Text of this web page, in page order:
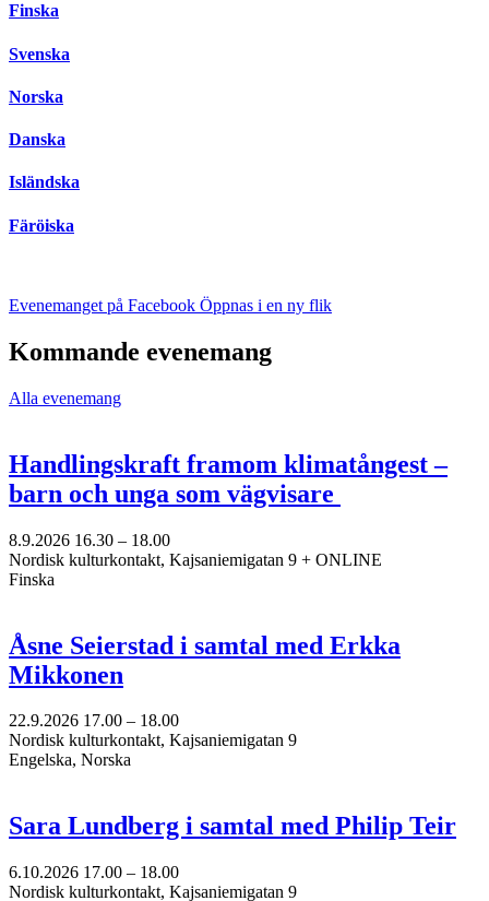
Finska
Svenska
Norska
Danska
Isländska
Färöiska
Evenemanget på Facebook Öppnas i en ny flik
Kommande evenemang
Alla evenemang
Handlingskraft framom klimatångest –
barn och unga som vägvisare
8.9.2026 16.30 – 18.00
Nordisk kulturkontakt, Kajsaniemigatan 9 + ONLINE
Finska
Åsne Seierstad i samtal med Erkka
Mikkonen
22.9.2026 17.00 – 18.00
Nordisk kulturkontakt, Kajsaniemigatan 9
Engelska, Norska
Sara Lundberg i samtal med Philip Teir
6.10.2026 17.00 – 18.00
Nordisk kulturkontakt, Kajsaniemigatan 9